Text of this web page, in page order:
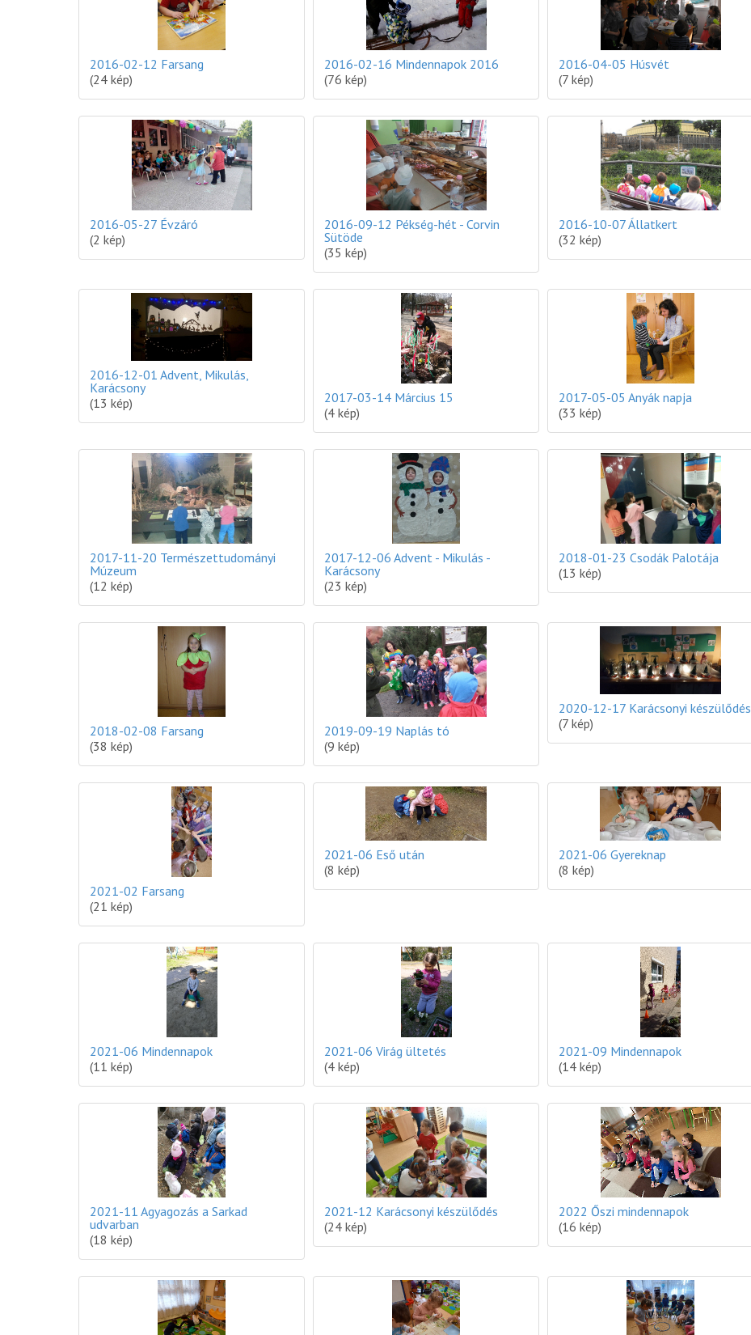
2016-02-12 Farsang
(24 kép)
2016-02-16 Mindennapok 2016
(76 kép)
2016-04-05 Húsvét
(7 kép)
2016-05-27 Évzáró
(2 kép)
2016-09-12 Pékség-hét - Corvin
Sütöde
(35 kép)
2016-10-07 Állatkert
(32 kép)
2016-12-01 Advent, Mikulás,
Karácsony
(13 kép)
2017-03-14 Március 15
(4 kép)
2017-05-05 Anyák napja
(33 kép)
2017-11-20 Természettudományi
Múzeum
(12 kép)
2017-12-06 Advent - Mikulás -
Karácsony
(23 kép)
2018-01-23 Csodák Palotája
(13 kép)
2018-02-08 Farsang
(38 kép)
2019-09-19 Naplás tó
(9 kép)
2020-12-17 Karácsonyi készülődés
(7 kép)
2021-02 Farsang
(21 kép)
2021-06 Eső után
(8 kép)
2021-06 Gyereknap
(8 kép)
2021-06 Mindennapok
(11 kép)
2021-06 Virág ültetés
(4 kép)
2021-09 Mindennapok
(14 kép)
2021-11 Agyagozás a Sarkad
udvarban
(18 kép)
2021-12 Karácsonyi készülődés
(24 kép)
2022 Őszi mindennapok
(16 kép)